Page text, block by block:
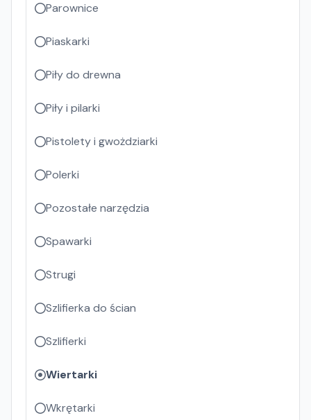
Parownice
Piaskarki
Piły do drewna
Piły i pilarki
Pistolety i gwożdziarki
Polerki
Pozostałe narzędzia
Spawarki
Strugi
Szlifierka do ścian
Szlifierki
Wiertarki
Wkrętarki